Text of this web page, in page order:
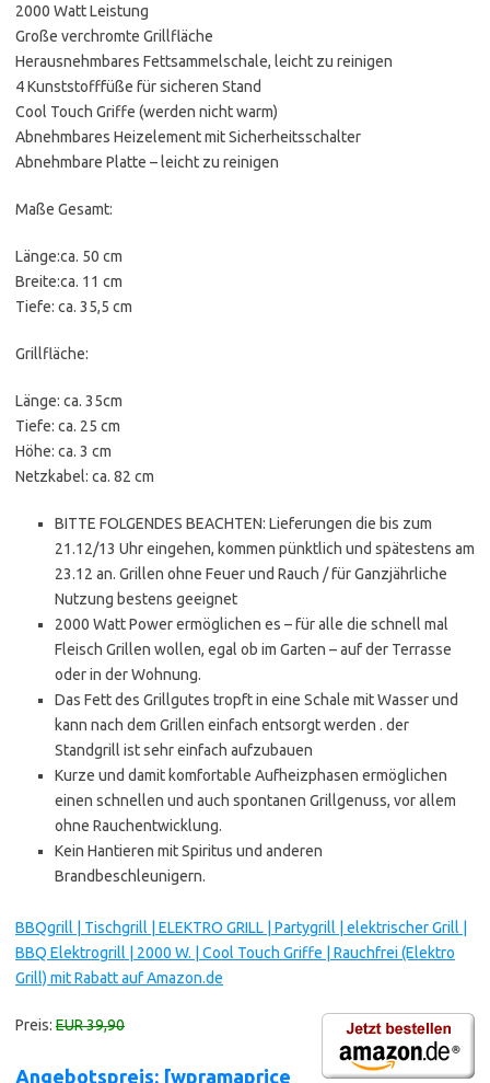
2000 Watt Leistung
Große verchromte Grillfläche
Herausnehmbares Fettsammelschale, leicht zu reinigen
4 Kunststofffüße für sicheren Stand
Cool Touch Griffe (werden nicht warm)
Abnehmbares Heizelement mit Sicherheitsschalter
Abnehmbare Platte – leicht zu reinigen
Maße Gesamt:
Länge:ca. 50 cm
Breite:ca. 11 cm
Tiefe: ca. 35,5 cm
Grillfläche:
Länge: ca. 35cm
Tiefe: ca. 25 cm
Höhe: ca. 3 cm
Netzkabel: ca. 82 cm
BITTE FOLGENDES BEACHTEN: Lieferungen die bis zum
21.12/13 Uhr eingehen, kommen pünktlich und spätestens am
23.12 an. Grillen ohne Feuer und Rauch / für Ganzjährliche
Nutzung bestens geeignet
2000 Watt Power ermöglichen es – für alle die schnell mal
Fleisch Grillen wollen, egal ob im Garten – auf der Terrasse
oder in der Wohnung.
Das Fett des Grillgutes tropft in eine Schale mit Wasser und
kann nach dem Grillen einfach entsorgt werden . der
Standgrill ist sehr einfach aufzubauen
Kurze und damit komfortable Aufheizphasen ermöglichen
einen schnellen und auch spontanen Grillgenuss, vor allem
ohne Rauchentwicklung.
Kein Hantieren mit Spiritus und anderen
Brandbeschleunigern.
BBQgrill | Tischgrill | ELEKTRO GRILL | Partygrill | elektrischer Grill |
BBQ Elektrogrill | 2000 W. | Cool Touch Griffe | Rauchfrei (Elektro
Grill) mit Rabatt auf Amazon.de
Preis: EUR 39,90
Angebotspreis: [wpramaprice